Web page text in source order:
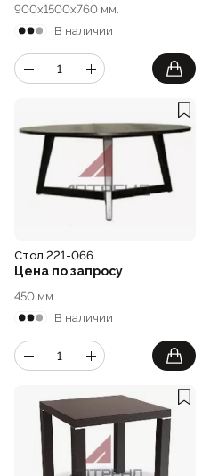
900x1500x760 мм.
В наличии
Стол 221-066
Цена по запросу
450 мм.
В наличии